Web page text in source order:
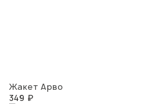
Жакет Арво
349 ₽